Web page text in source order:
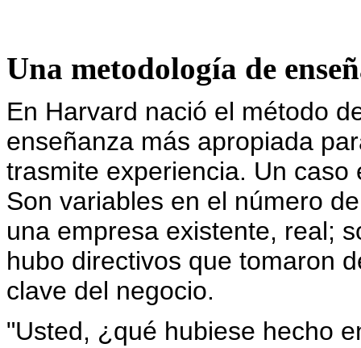
Una metodología de
En Harvard nació el método
enseñanza más apropiada
trasmite experiencia. Un
Son variables en el número
una empresa existente, real;
hubo directivos que tomaron
clave del negocio.
"Usted, ¿qué hubiese hecho